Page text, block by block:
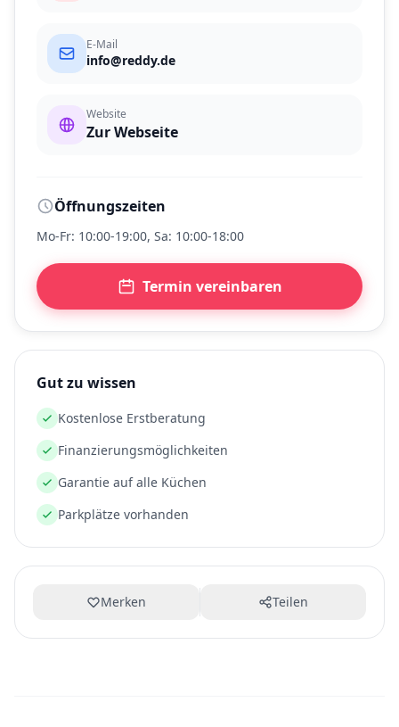
E-Mail
info@reddy.de
Website
Zur Webseite
Öffnungszeiten
Mo-Fr: 10:00-19:00, Sa: 10:00-18:00
Termin vereinbaren
Gut zu wissen
Kostenlose Erstberatung
Finanzierungsmöglichkeiten
Garantie auf alle Küchen
Parkplätze vorhanden
Merken Teilen